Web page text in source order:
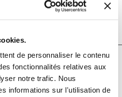
de personnaliser le contenu
fonctionnalités relatives aux
notre trafic. Nous
informations sur l'utilisation de